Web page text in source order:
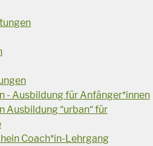
- Ausbildung für Anfänger*innen
Ausbildung “urban“ für
Coach*in-Lehrgang